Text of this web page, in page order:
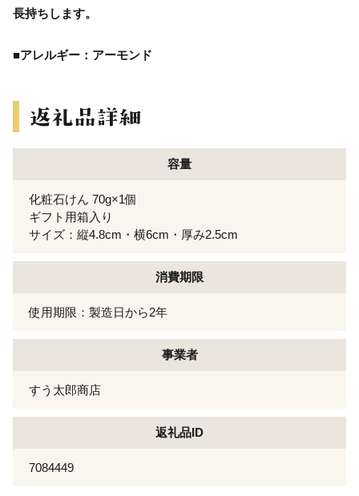
長持ちします。
■アレルギー：アーモンド
容量
化粧石けん 70g×1個
ギフト用箱入り
サイズ：縦4.8cm・横6cm・厚み2.5cm
消費期限
使用期限：製造日から2年
事業者
すう太郎商店
返礼品ID
7084449